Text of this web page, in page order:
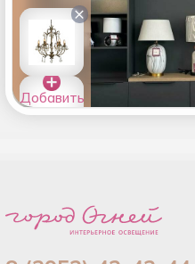
×
Добавить
товары в